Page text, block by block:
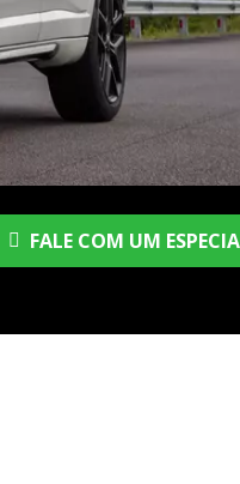
FALE COM UM